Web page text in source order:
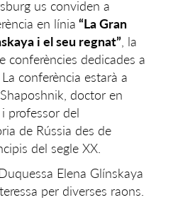
us conviden a
en línia “La Gran
i el seu regnat” , la
conferències dedicades a
conferència estarà a
doctor en
professor del
de Rússia des de
del segle XX.
Elena Glínskaya
per diverses raons.